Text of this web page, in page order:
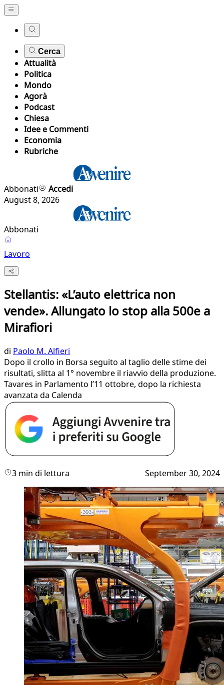
Cerca
Attualità
Politica
Mondo
Agorà
Podcast
Chiesa
Idee e Commenti
Economia
Rubriche
Abbonati
Accedi
August 8, 2026
Abbonati
Lavoro
Stellantis: «L’auto elettrica non
vende». Allungato lo stop alla 500e a
Mirafiori
di Paolo M. Alfieri
Dopo il crollo in Borsa seguito al taglio delle stime dei
risultati, slitta al 1° novembre il riavvio della produzione.
Tavares in Parlamento l’11 ottobre, dopo la richiesta
avanzata da Calenda
3 min di lettura September 30, 2024